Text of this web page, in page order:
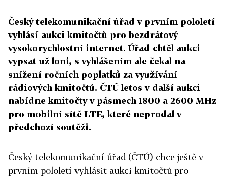
Český telekomunikační úřad v prvním pololetí
vyhlásí aukci kmitočtů pro bezdrátový
vysokorychlostní internet. Úřad chtěl aukci
vypsat už loni, s vyhlášením ale čekal na
snížení ročních poplatků za využívání
rádiových kmitočtů. ČTÚ letos v další aukci
nabídne kmitočty v pásmech 1800 a 2600 MHz
pro mobilní sítě LTE, které neprodal v
předchozí soutěži.
Český telekomunikační úřad (ČTÚ) chce ještě v
prvním pololetí vyhlásit aukci kmitočtů pro